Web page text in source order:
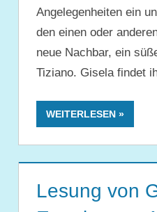
Angelegenheiten ein
den einen oder
neue Nachbar, ein
Tiziano. Gisela findet
WEITERLESEN
Lesung von